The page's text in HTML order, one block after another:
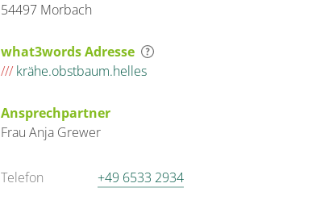
54497 Morbach
what3words Adresse
/// krähe.obstbaum.helles
Ansprechpartner
Frau Anja Grewer
Telefon
+49 6533 2934